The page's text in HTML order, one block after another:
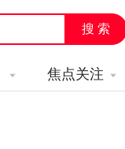
焦点关注